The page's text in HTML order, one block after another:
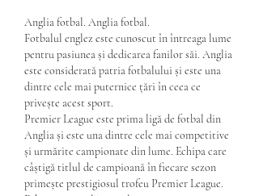
Anglia fotbal. Anglia fotbal.
Fotbalul englez este cunoscut în întreaga lume
pentru pasiunea și dedicarea fanilor săi. Anglia
este considerată patria fotbalului și este una
dintre cele mai puternice țări în ceea ce
privește acest sport.
Premier League este prima ligă de fotbal din
Anglia și este una dintre cele mai competitive
și urmărite campionate din lume. Echipa care
câștigă titlul de campioană în fiecare sezon
primește prestigiosul trofeu Premier League.